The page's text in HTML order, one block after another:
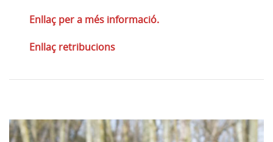
Enllaç per a més informació.
Enllaç retribucions